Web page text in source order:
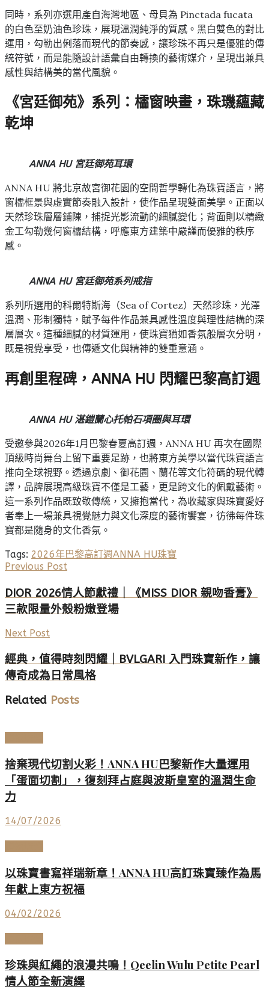
同時，系列亦選用產自海灣地區、母貝為 Pinctada fucata
的白色至奶油色珍珠，展現溫潤純淨的質感。黑白雙色的對比
運用，勾勒出俐落而現代的節奏感，讓珍珠不再只是優雅的傳
統符號，而是能隨設計語彙自由轉換的藝術媒介，呈現出兼具
感性與結構美的當代風貌。
《宮廷御苑》系列：櫺窗映畫，珠璣蘊藏
乾坤
ANNA HU 宮廷御苑耳環
ANNA HU 將北京故宮御花園的空間哲學轉化為珠寶語言，將
窗櫺框景與虛實節奏融入設計，使作品呈現雙面美學。正面以
天然珍珠層層鋪陳，捕捉光影流動的細膩變化；背面則以精緻
金工勾勒幾何窗櫺結構，呼應東方建築中嚴謹而優雅的秩序
感。
ANNA HU 宮廷御苑系列戒指
系列所選用的科爾特斯海（Sea of Cortez）天然珍珠，光澤
溫潤、形制獨特，賦予每件作品兼具感性溫度與理性結構的深
層層次。這種細膩的材質運用，使珠寶猶如香氛般層次分明，
既是視覺享受，也傳遞文化與精神的雙重意涵。
再創里程碑，ANNA HU 閃耀巴黎高訂週
ANNA HU 湛鎧蘭心托帕石項圈與耳環
受邀參與2026年1月巴黎春夏高訂週，ANNA HU 再次在國際
頂級時尚舞台上留下重要足跡，也將東方美學以當代珠寶語言
推向全球視野。透過京劇、御花園、蘭花等文化符碼的現代轉
譯，品牌展現高級珠寶不僅是工藝，更是跨文化的佩戴藝術。
這一系列作品既致敬傳統，又擁抱當代，為收藏家與珠寶愛好
者奉上一場兼具視覺魅力與文化深度的藝術饗宴，彷彿每件珠
寶都是隨身的文化香氛。
Tags: 2026年巴黎高訂週ANNA HU珠寶
Previous Post
DIOR 2026情人節獻禮｜《MISS DIOR 親吻香膏》
三款限量外殼粉嫩登場
Next Post
經典，值得時刻閃耀｜BVLGARI 入門珠寶新作，讓
傳奇成為日常風格
Related Posts
捨棄現代切割火彩！ANNA HU巴黎新作大量運用
「蛋面切割」，復刻拜占庭與波斯皇室的溫潤生命
力
14/07/2026
以珠寶書寫祥瑞新章！ANNA HU高訂珠寶臻作為馬
年獻上東方祝福
04/02/2026
珍珠與紅繩的浪漫共鳴！Qeelin Wulu Petite Pearl
情人節全新演繹